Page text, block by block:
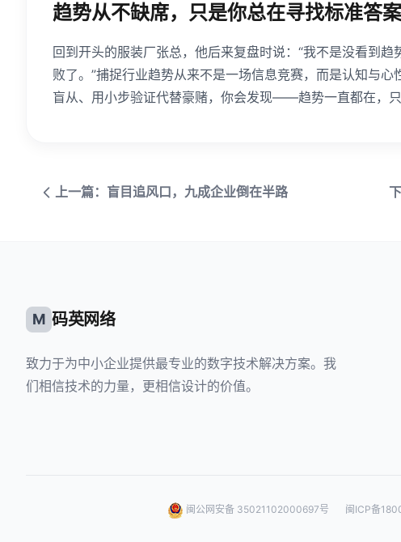
趋势从不缺席，只是你总在寻找标准答案
回到开头的服装厂张总，他后来复盘时说：“我不是没看到
败了。”捕捉行业趋势从来不是一场信息竞赛，而是认知与
盲从、用小步验证代替豪赌，你会发现——趋势一直都在，只
上一篇：盲目追风口，九成企业倒在半路
M 码英网络
致力于为中小企业提供最专业的数字技术解决方案。我
们相信技术的力量，更相信设计的价值。
闽公网安备 35021102000697号 闽ICP备